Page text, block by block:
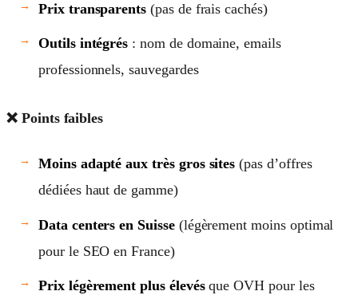
Prix transparents (pas de frais cachés)
Outils intégrés : nom de domaine, emails
professionnels, sauvegardes
❌ Points faibles
Moins adapté aux très gros sites (pas d’offres
dédiées haut de gamme)
Data centers en Suisse(légèrement moins optimal
pour le SEO en France)
Prix légèrement plus élevésque OVH pour les